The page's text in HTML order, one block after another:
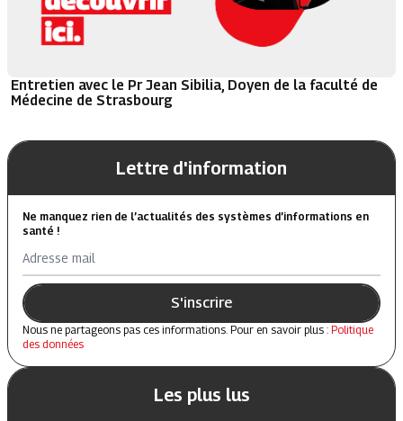
Entretien avec le Pr Jean Sibilia, Doyen de la faculté de
Médecine de Strasbourg
Lettre d'information
Ne manquez rien de l’actualités des systèmes d’informations en
santé !
Adresse mail
S'inscrire
Nous ne partageons pas ces informations. Pour en savoir plus : Politique
des données
Les plus lus